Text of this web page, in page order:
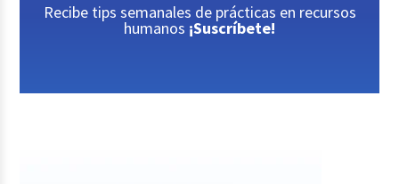
Recibe tips semanales de prácticas en recursos
humanos ¡Suscríbete!